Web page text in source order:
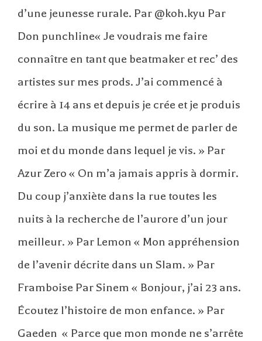
d’une jeunesse rurale. Par @koh.kyu Par
Don punchline« Je voudrais me faire
connaître en tant que beatmaker et rec’ des
artistes sur mes prods. J’ai commencé à
écrire à 14 ans et depuis je crée et je produis
du son. La musique me permet de parler de
moi et du monde dans lequel je vis. » Par
Azur Zero « On m’a jamais appris à dormir.
Du coup j’anxiète dans la rue toutes les
nuits à la recherche de l’aurore d’un jour
meilleur. » Par Lemon « Mon appréhension
de l’avenir décrite dans un Slam. » Par
Framboise Par Sinem « Bonjour, j’ai 23 ans.
Écoutez l’histoire de mon enfance. » Par
Gaeden « Parce que mon monde ne s’arrête